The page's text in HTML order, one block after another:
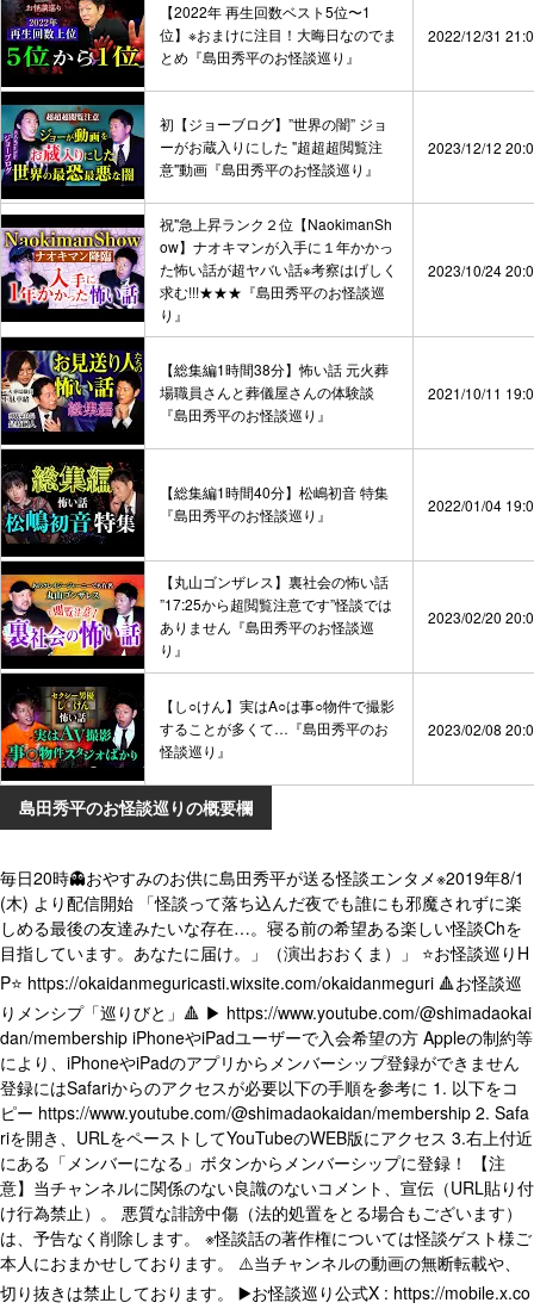
【2022年 再生回数ベスト5位〜1
位】※おまけに注目！大晦日なのでま
とめ『島田秀平のお怪談巡り』
2022/12/31
初【ジョーブログ】”世界の闇” ジョ
ーがお蔵入りにした "超超超閲覧注
意"動画『島田秀平のお怪談巡り』
2023/12/12
祝"急上昇ランク２位【NaokimanSh
ow】ナオキマンが入手に１年かかっ
た怖い話が超ヤバい話※考察はげしく
求む!!!★★★『島田秀平のお怪談巡
り』
2023/10/24
【総集編1時間38分】怖い話 元火葬
場職員さんと葬儀屋さんの体験談
『島田秀平のお怪談巡り』
2021/10/11
【総集編1時間40分】松嶋初音 特集
『島田秀平のお怪談巡り』
2022/01/04
【丸山ゴンザレス】裏社会の怖い話
”17:25から超閲覧注意です”怪談では
ありません『島田秀平のお怪談巡
り』
2023/02/20
【し○けん】実はA○は事○物件で撮影
することが多くて…『島田秀平のお
怪談巡り』
2023/02/08
島田秀平のお怪談巡りの概要欄
毎日20時👻おやすみのお供に島田秀平が送る怪談エンタメ※2019年8/1
(木) より配信開始 「怪談って落ち込んだ夜でも誰にも邪魔されずに楽
しめる最後の友達みたいな存在…。寝る前の希望ある楽しい怪談Chを
目指しています。あなたに届け。」（演出おおくま）」 ⭐️お怪談巡りH
P⭐️ https://okaidanmeguricasti.wixsite.com/okaidanmeguri 🔺お怪談巡
りメンシプ「巡りびと」🔺 ▶ https://www.youtube.com/@shimadaokai
dan/membership iPhoneやiPadユーザーで入会希望の方 Appleの制約等
により、iPhoneやiPadのアプリからメンバーシップ登録ができません
登録にはSafariからのアクセスが必要以下の手順を参考に 1. 以下をコ
ピー https://www.youtube.com/@shimadaokaidan/membership 2. Safa
riを開き、URLをペーストしてYouTubeのWEB版にアクセス 3.右上付近
にある「メンバーになる」ボタンからメンバーシップに登録！ 【注
意】当チャンネルに関係のない良識のないコメント、宣伝（URL貼り付
け行為禁止）。 悪質な誹謗中傷（法的処置をとる場合もございます）
は、予告なく削除します。 ※怪談話の著作権については怪談ゲスト様ご
本人におまかせしております。 ⚠️当チャンネルの動画の無断転載や、
切り抜きは禁止しております。 ▶️お怪談巡り公式X : https://mobile.x.co